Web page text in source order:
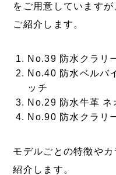
をご用意しています
ご紹介します。
No.39 防水クラリ
No.40 防水ベルバ
ッチ
No.29 防水牛革 ネ
No.90 防水クラリ
モデルごとの特徴や
紹介します。